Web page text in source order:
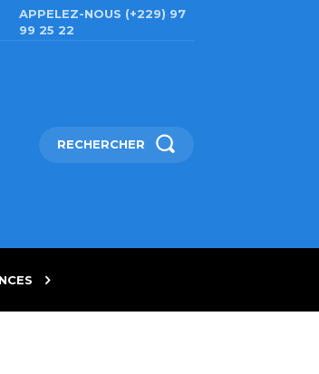
APPELEZ-NOUS (+229) 97
99 25 22
RECHERCHER